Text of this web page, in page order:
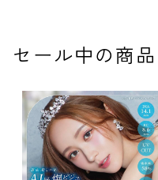
セール中の商品